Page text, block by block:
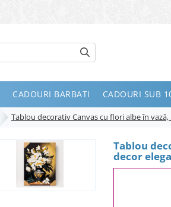
CADOURI BARBATI CADOURI SUB
Tablou decorativ Canvas cu flori albe în
Tablou
decor